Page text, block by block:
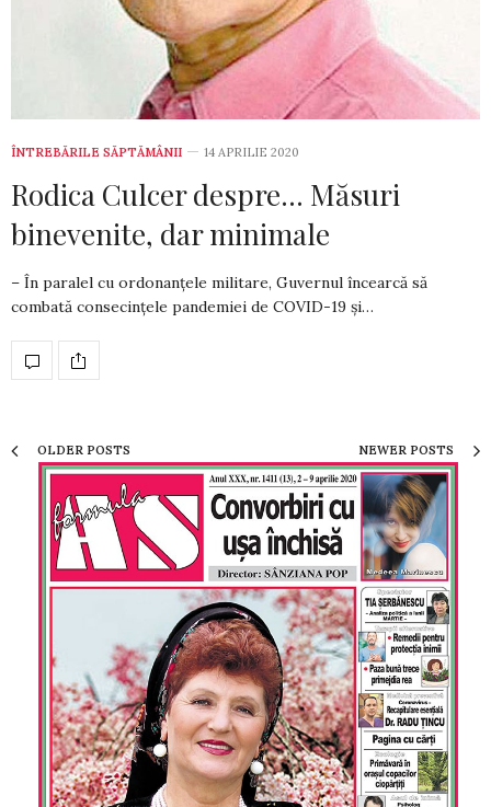
ÎNTREBĂRILE SĂPTĂMÂNII 14 APRILIE 2020
Rodica Culcer despre… Măsuri
binevenite, dar minimale
– În paralel cu ordonanțele militare, Guvernul încearcă să
combată consecințele pandemiei de COVID-19 și…
OLDER POSTS NEWER POSTS